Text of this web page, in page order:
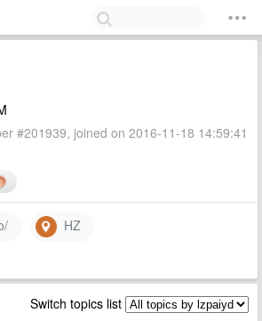
#201939, joined on 2016-11-18 14:59:41
HZ
Switch topics list